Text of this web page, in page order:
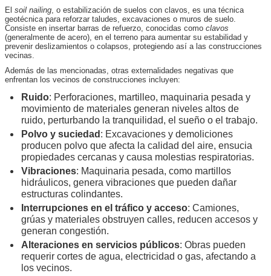
El soil nailing, o estabilización de suelos con clavos, es una técnica
geotécnica para reforzar taludes, excavaciones o muros de suelo.
Consiste en insertar barras de refuerzo, conocidas como clavos
(generalmente de acero), en el terreno para aumentar su estabilidad y
prevenir deslizamientos o colapsos, protegiendo así a las construcciones
vecinas.
Además de las mencionadas, otras externalidades negativas que
enfrentan los vecinos de construcciones incluyen:
Ruido: Perforaciones, martilleo, maquinaria pesada y
movimiento de materiales generan niveles altos de
ruido, perturbando la tranquilidad, el sueño o el trabajo.
Polvo y suciedad : Excavaciones y demoliciones
producen polvo que afecta la calidad del aire, ensucia
propiedades cercanas y causa molestias respiratorias.
Vibraciones: Maquinaria pesada, como martillos
hidráulicos, genera vibraciones que pueden dañar
estructuras colindantes.
Interrupciones en el tráfico y acceso: Camiones,
grúas y materiales obstruyen calles, reducen accesos y
generan congestión.
Alteraciones en servicios públicos: Obras pueden
requerir cortes de agua, electricidad o gas, afectando a
los vecinos.